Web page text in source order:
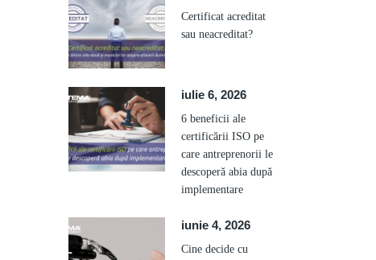
Certificat acreditat
sau neacreditat?
iulie 6, 2026
6 beneficii ale
certificării ISO pe
care antreprenorii le
descoperă abia după
implementare
iunie 4, 2026
Cine decide cu